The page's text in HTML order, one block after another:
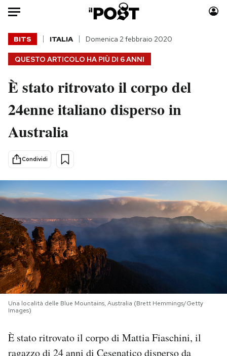
Auto
HOME
Italia
Politica
Tecnologia
Scienza
Economia
Sport
Moda
Consumismi
Mondiali calcio 2026
PODCAST
NEWSLETTER
I MIEI PREFERITI
QUESTO ARTICOLO HA PIÙ DI 6 ANNI
BITS ITALIA Domenica 2 febbraio 2020
È stato ritrovato il corpo del
24enne italiano disperso in
Australia
Condividi
Una località delle Blue Mountains, Australia (Brett Hemmings/Getty
Images)
È stato ritrovato il corpo di Mattia Fiaschini, il
ragazzo di 24 anni di Cesenatico disperso da